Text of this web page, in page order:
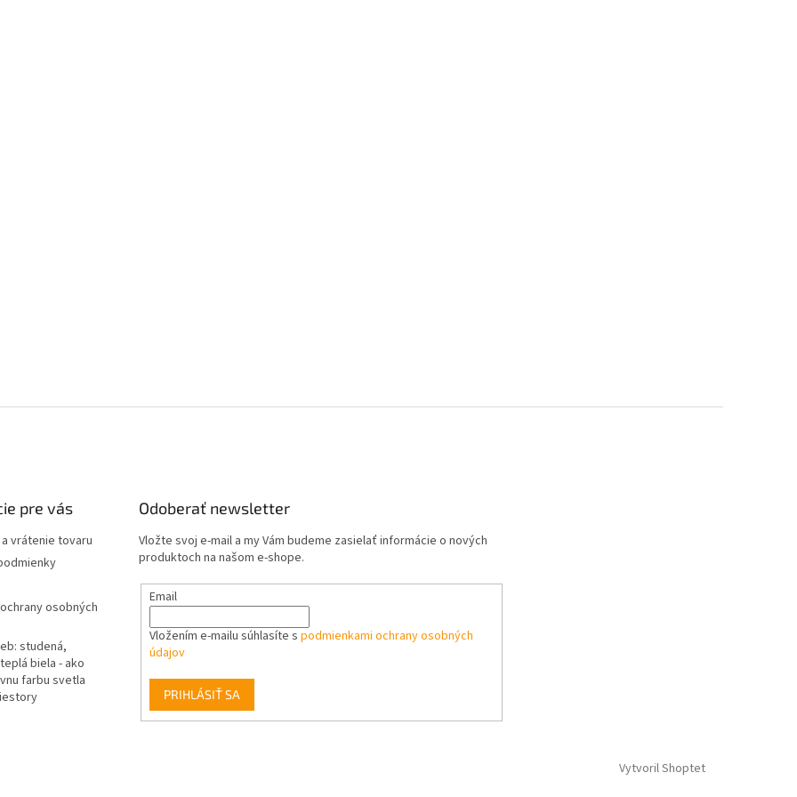
pre vás
vrátenie tovaru
osobných
studená,
biela - ako
farbu svetla
Odoberať newsletter
Vložte svoj e-mail a my Vám budeme zasielať informácie o nových
produktoch na našom e-shope.
Email
Vložením e-mailu súhlasíte s podmienkami ochrany osobných
údajov
PRIHLÁSIŤ SA
Vytvoril Shoptet